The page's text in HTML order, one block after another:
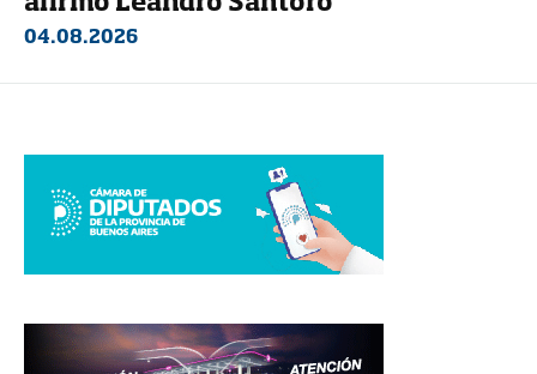
04.08.2026